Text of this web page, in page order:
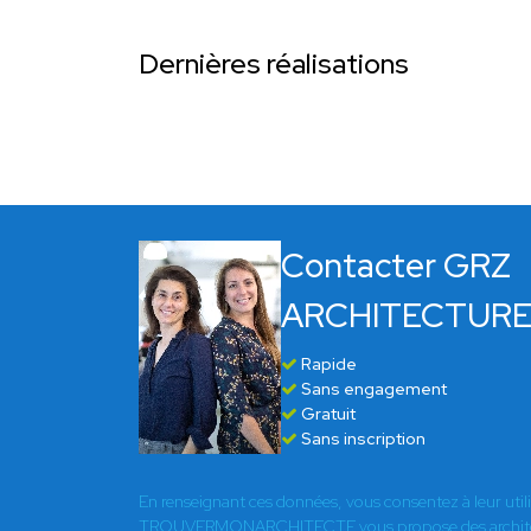
Dernières réalisations
Contacter GRZ
ARCHITECTURE
Rapide
Sans engagement
Gratuit
Sans inscription
En renseignant ces données, vous consentez à leur
TROUVERMONARCHITECTE vous propose des